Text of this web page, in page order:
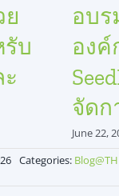
ย
รับ
อบร
องค์
จัดก
June 22,
Categories: Blog@TH